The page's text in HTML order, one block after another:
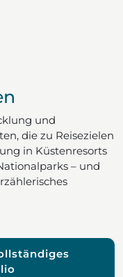
und
die zu Reisezielen
in Küstenresorts
– und